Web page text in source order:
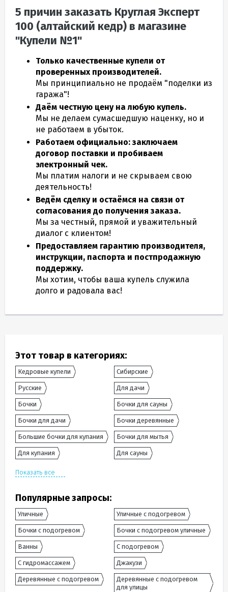
5 причин заказать Круглая Эксперт
100 (алтайский кедр) в магазине
"Купели №1"
Только качественные купели от
проверенных производителей.
Мы принципиально не продаём "поделки из
гаража"!
Даём честную цену на любую купель.
Мы не делаем сумасшедшую наценку, но и
не работаем в убыток.
Работаем официально: заключаем
договор поставки и пробиваем
электронный чек.
Мы платим налоги и не скрываем свою
деятельность!
Ведём сделку и остаёмся на связи от
согласования до получения заказа.
Мы за честный, прямой и уважительный
диалог с клиентом!
Предоставляем гарантию производителя,
инструкции, паспорта и постпродажную
поддержку.
Мы хотим, чтобы ваша купель служила
долго и радовала вас!
Этот товар в категориях:
Кедровые купели Сибирские
Русские Для дачи
Бочки Бочки для сауны
Бочки для дачи Бочки деревянные
Большие бочки для купания Бочки для мытья
Для купания Для сауны
Показать все
Популярные запросы:
Уличные Уличные с подогревом
Бочки с подогревом Бочки с подогревом уличные
Ванны С подогревом
С гидромассажем Джакузи
Деревянные с подогревом
Деревянные с подогревом
для улицы